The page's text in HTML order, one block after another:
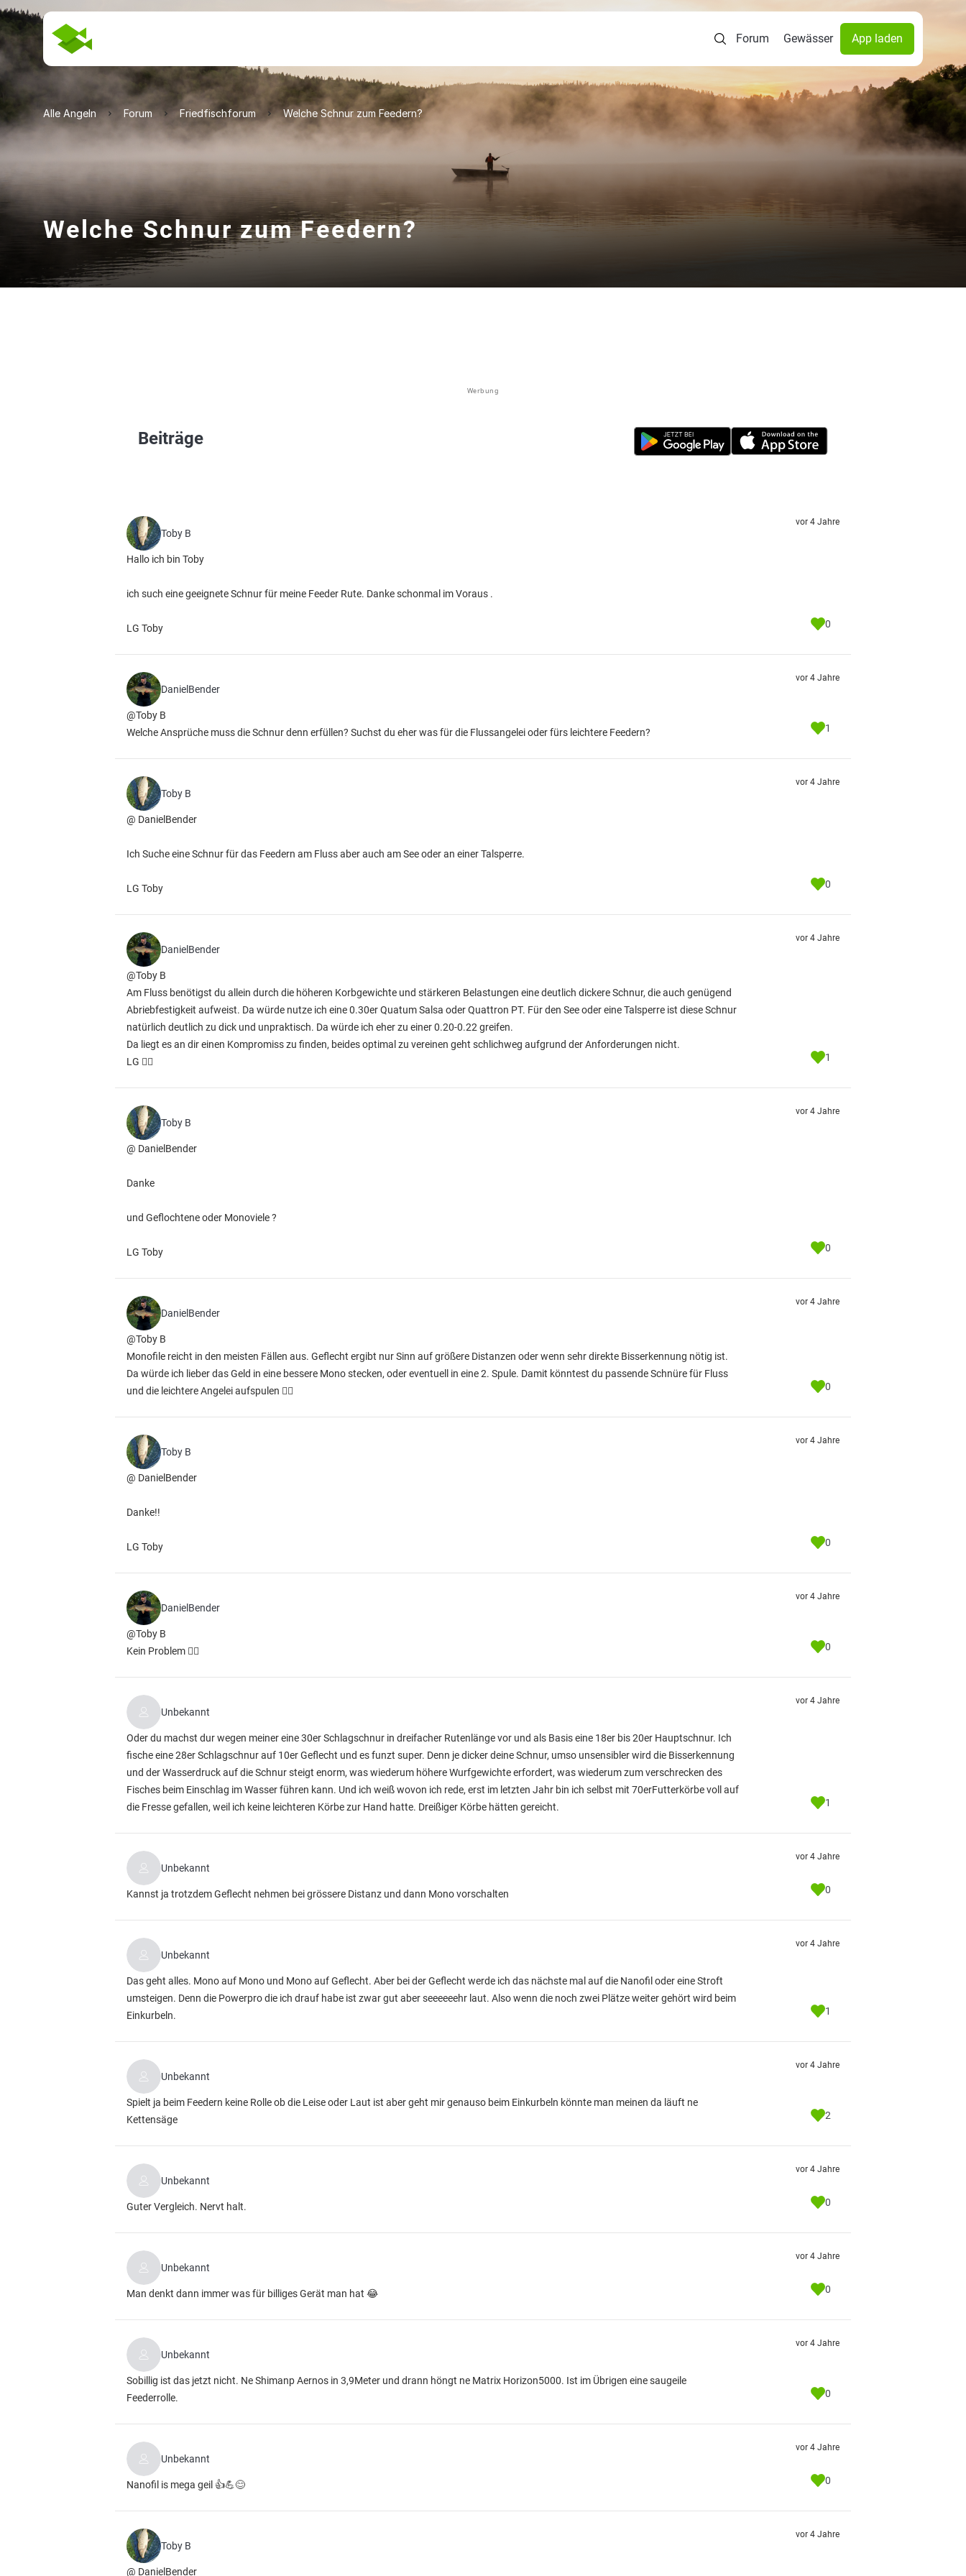
Forum Gewässer App laden
Alle Angeln Forum Friedfischforum Welche Schnur zum Feedern?
Welche Schnur zum Feedern?
Werbung
Beiträge
Toby B
Hallo ich bin Toby
ich such eine geeignete Schnur für meine Feeder Rute. Danke schonmal im Voraus .
LG Toby
vor 4 Jahre
0
DanielBender
@Toby B
Welche Ansprüche muss die Schnur denn erfüllen? Suchst du eher was für die Flussangelei oder fürs leichtere Feedern?
vor 4 Jahre
1
Toby B
@ DanielBender
Ich Suche eine Schnur für das Feedern am Fluss aber auch am See oder an einer Talsperre.
LG Toby
vor 4 Jahre
0
DanielBender
@Toby B
Am Fluss benötigst du allein durch die höheren Korbgewichte und stärkeren Belastungen eine deutlich dickere Schnur, die auch genügend
Abriebfestigkeit aufweist. Da würde nutze ich eine 0.30er Quatum Salsa oder Quattron PT. Für den See oder eine Talsperre ist diese Schnur
natürlich deutlich zu dick und unpraktisch. Da würde ich eher zu einer 0.20-0.22 greifen.
Da liegt es an dir einen Kompromiss zu finden, beides optimal zu vereinen geht schlichweg aufgrund der Anforderungen nicht.
LG ✌🏻
vor 4 Jahre
1
Toby B
@ DanielBender
Danke
und Geflochtene oder Monoviele ?
LG Toby
vor 4 Jahre
0
DanielBender
@Toby B
Monofile reicht in den meisten Fällen aus. Geflecht ergibt nur Sinn auf größere Distanzen oder wenn sehr direkte Bisserkennung nötig ist.
Da würde ich lieber das Geld in eine bessere Mono stecken, oder eventuell in eine 2. Spule. Damit könntest du passende Schnüre für Fluss
und die leichtere Angelei aufspulen 👍🏻
vor 4 Jahre
0
Toby B
@ DanielBender
Danke!!
LG Toby
vor 4 Jahre
0
DanielBender
@Toby B
Kein Problem 👍🏻
vor 4 Jahre
0
Unbekannt
Oder du machst dur wegen meiner eine 30er Schlagschnur in dreifacher Rutenlänge vor und als Basis eine 18er bis 20er Hauptschnur. Ich
fische eine 28er Schlagschnur auf 10er Geflecht und es funzt super. Denn je dicker deine Schnur, umso unsensibler wird die Bisserkennung
und der Wasserdruck auf die Schnur steigt enorm, was wiederum höhere Wurfgewichte erfordert, was wiederum zum verschrecken des
Fisches beim Einschlag im Wasser führen kann. Und ich weiß wovon ich rede, erst im letzten Jahr bin ich selbst mit 70erFutterkörbe voll auf
die Fresse gefallen, weil ich keine leichteren Körbe zur Hand hatte. Dreißiger Körbe hätten gereicht.
vor 4 Jahre
1
Unbekannt
Kannst ja trotzdem Geflecht nehmen bei grössere Distanz und dann Mono vorschalten
vor 4 Jahre
0
Unbekannt
Das geht alles. Mono auf Mono und Mono auf Geflecht. Aber bei der Geflecht werde ich das nächste mal auf die Nanofil oder eine Stroft
umsteigen. Denn die Powerpro die ich drauf habe ist zwar gut aber seeeeeehr laut. Also wenn die noch zwei Plätze weiter gehört wird beim
Einkurbeln.
vor 4 Jahre
1
Unbekannt
Spielt ja beim Feedern keine Rolle ob die Leise oder Laut ist aber geht mir genauso beim Einkurbeln könnte man meinen da läuft ne
Kettensäge
vor 4 Jahre
2
Unbekannt
Guter Vergleich. Nervt halt.
vor 4 Jahre
0
Unbekannt
Man denkt dann immer was für billiges Gerät man hat 😂
vor 4 Jahre
0
Unbekannt
Sobillig ist das jetzt nicht. Ne Shimanp Aernos in 3,9Meter und drann höngt ne Matrix Horizon5000. Ist im Übrigen eine saugeile
Feederrolle.
vor 4 Jahre
0
Unbekannt
Nanofil is mega geil 👍💪😊
vor 4 Jahre
0
Toby B
@ DanielBender
vor 4 Jahre